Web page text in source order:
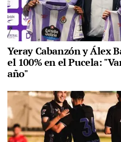
Yeray Cabanzón y Álex
el 100% en el Pucela:
año"